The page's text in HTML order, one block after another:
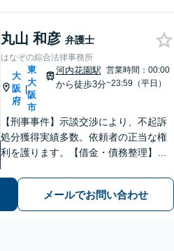
さい。【リーズナブ
ルな料金設定】
続税対策等お任せくださ
【解決実績豊富】【電話相
談可】
丸山 和彦 弁護士
はなぞの綜合法律事務所
大
阪
府
|
東
大
阪
市
河内花園駅
から徒歩3分
営業時間：00:00
~23:59（平日）
【刑事事件】示談交渉により、不起訴
処分獲得実績多数。依頼者の正当な権
利を護ります。【借金・債務整理】借
問題】不貞慰謝料の獲得、減額実績多
数。独りで悩まず、先ずはお話をお聞
かせ下さい。【土日・夜間対応可】
メールでお問い合わせ